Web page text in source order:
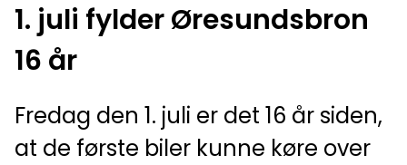
1. juli fylder Øresundsbron
16 år
Fredag den 1. juli er det 16 år siden,
at de første biler kunne køre over